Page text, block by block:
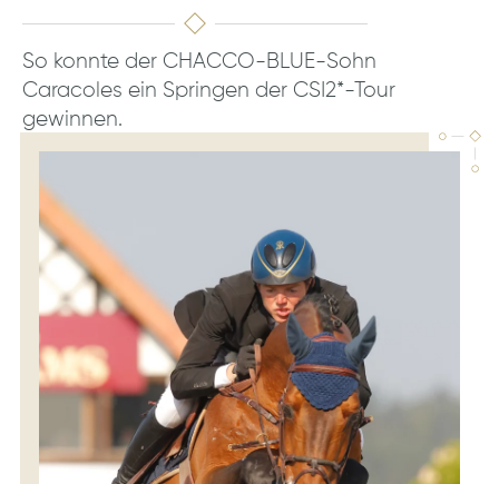
So konnte der CHACCO-BLUE-Sohn
Caracoles ein Springen der CSI2*-Tour
gewinnen.